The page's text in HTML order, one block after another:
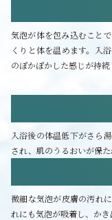
気泡が体を包み込むこと
くりと体を温めます。入
のぽかぽかした感じが持続
入浴後の体温低下がさら
され、肌のうるおいが保た
微細な気泡が皮膚の汚れ
れにも気泡が吸着し、かき